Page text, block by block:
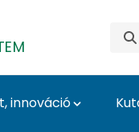
innováció